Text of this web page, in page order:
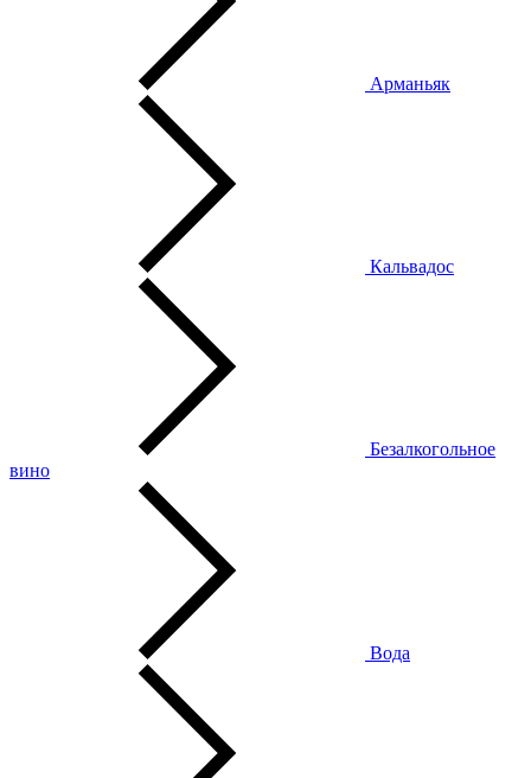
Арманьяк
Кальвадос
Безалкогольное
вино
Вода